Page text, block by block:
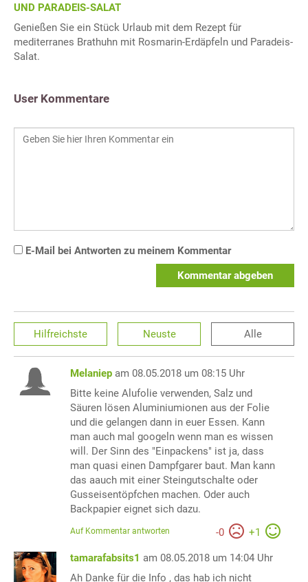
UND PARADEIS-SALAT
Genießen Sie ein Stück Urlaub mit dem Rezept für
mediterranes Brathuhn mit Rosmarin-Erdäpfeln und Paradeis-
Salat.
User Kommentare
E-Mail bei Antworten zu meinem Kommentar
Kommentar abgeben
Hilfreichste Neuste Alle
Melaniep am 08.05.2018 um 08:15 Uhr
Bitte keine Alufolie verwenden, Salz und
Säuren lösen Aluminiumionen aus der Folie
und die gelangen dann in euer Essen. Kann
man auch mal googeln wenn man es wissen
will. Der Sinn des "Einpackens" ist ja, dass
man quasi einen Dampfgarer baut. Man kann
das aauch mit einer Steingutschalte oder
Gusseisentöpfchen machen. Oder auch
Backpapier eignet sich dazu.
-0 +1
Auf Kommentar antworten
tamarafabsits1 am 08.05.2018 um 14:04 Uhr
Ah Danke für die Info , das hab ich nicht